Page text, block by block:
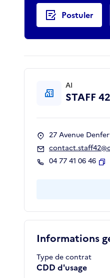
Actions
Postuler
Informations
Type de contrat
CDD d'usage
AI
STAFF 42
27 Avenue
04 77 41 06 46